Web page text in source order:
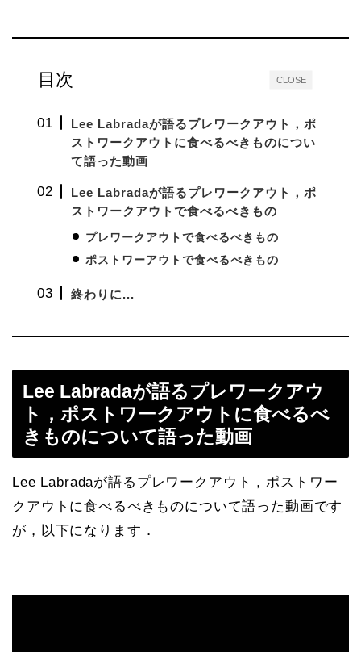
CLOSE
目次
Lee Labradaが語るプレワークアウト，ポ
ストワークアウトに食べるべきものについ
て語った動画
Lee Labradaが語るプレワークアウト，ポ
ストワークアウトで食べるべきもの
プレワークアウトで食べるべきもの
ポストワーアウトで食べるべきもの
終わりに...
Lee Labradaが語るプレワークアウ
ト，ポストワークアウトに食べるべ
きものについて語った動画
Lee Labradaが語るプレワークアウト，ポストワー
クアウトに食べるべきものについて語った動画です
が，以下になります．